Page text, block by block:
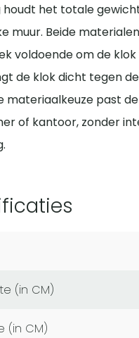
houdt het totale
muur. Beide
voldoende om de
de klok dicht tegen
materiaalkeuze past
of kantoor, zonder
(in CM)
(in CM)